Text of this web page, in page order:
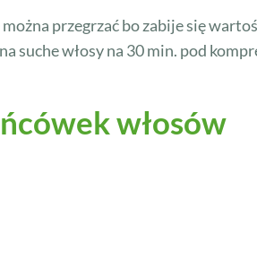
przegrzać bo zabije się
suche włosy na 30 min. pod
włosów